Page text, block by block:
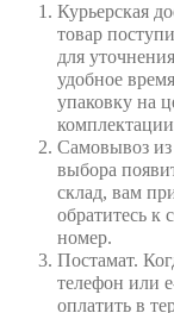
Курьерская
товар
для
удобное
упаковку на
Самовывоз из
выбора
склад, вам
обратитесь к
номер.
Постамат.
телефон или
оплатить в